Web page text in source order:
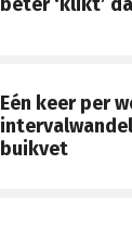
buikvet